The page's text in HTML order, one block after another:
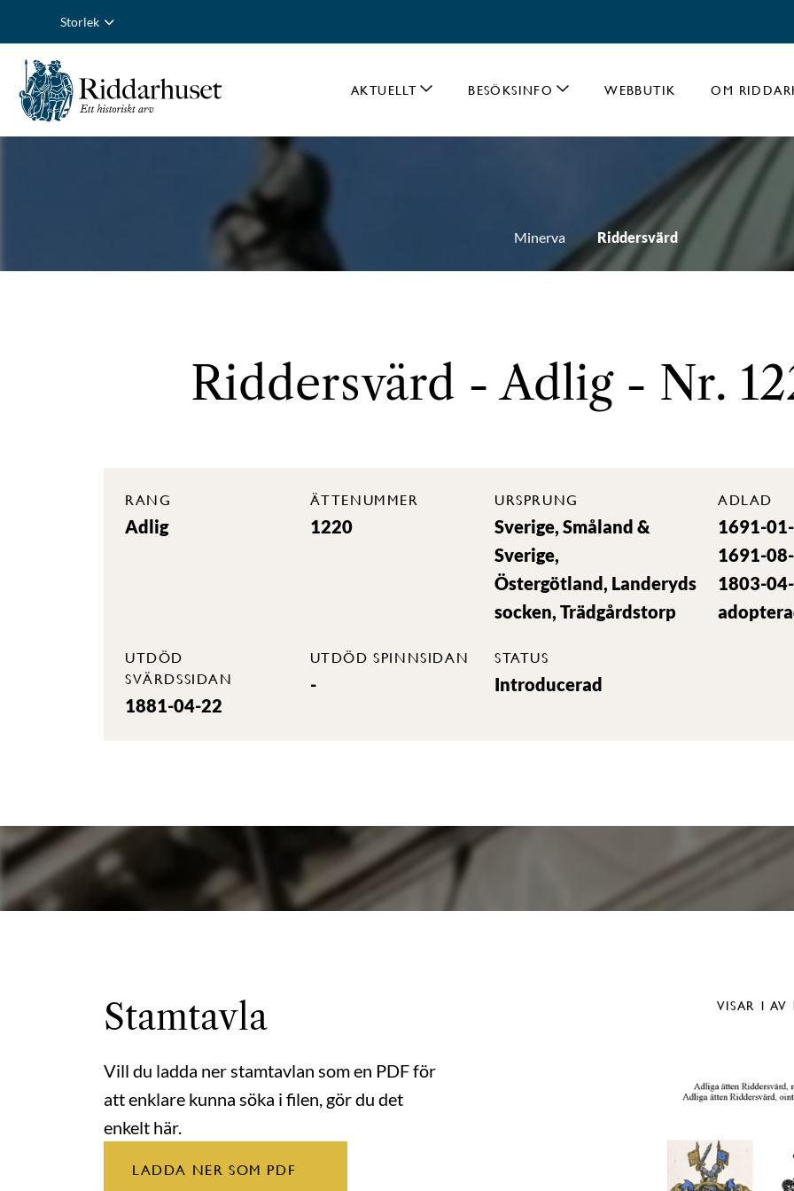
Storlek
AKTUELLT BESÖKSINFO WEBBUTIK OM
Minerva Riddersvärd
Riddersvärd - Adlig - Nr.
RANG
Adlig
ÄTTENUMMER
1220
URSPRUNG
Sverige, Småland &
Sverige,
Östergötland, Landeryds
socken, Trädgårdstorp
ADLAD
1691-
1691-
1803-
UTDÖD
SVÄRDSSIDAN
1881-04-22
UTDÖD SPINNSIDAN
-
STATUS
Introducerad
Stamtavla
Vill du ladda ner stamtavlan som en PDF för
att enklare kunna söka i filen, gör du det
enkelt här.
LADDA NER SOM PDF
VISAR 1 AV